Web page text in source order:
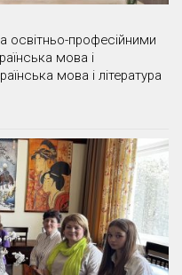
освітньо-професійними
мова і
мова і література